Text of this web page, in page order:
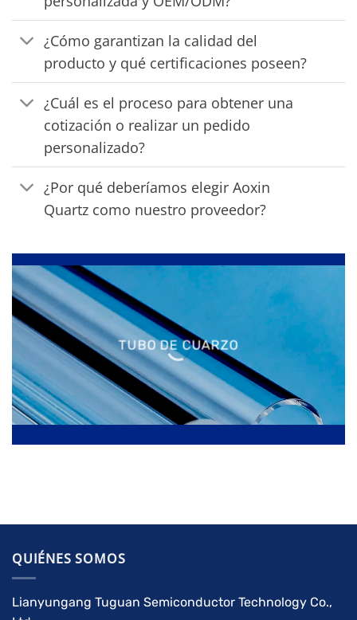
¿Cómo garantizan la calidad del
producto y qué certificaciones poseen?
¿Cuál es el proceso para obtener una
cotización o realizar un pedido
personalizado?
¿Por qué deberíamos elegir Aoxin
Quartz como nuestro proveedor?
TUBO DE CUARZO
QUIÉNES SOMOS
Lianyungang Tuguan Semiconductor Technology Co.,